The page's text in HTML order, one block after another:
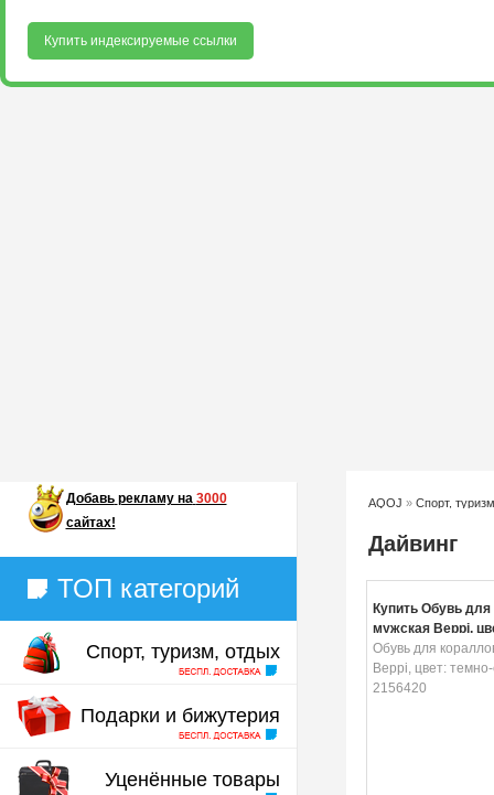
Купить индексируемые ссылки
Добавь рекламу на 3000
сайтах!
ТОП категорий
Спорт, туризм, отдых
Подарки и бижутерия
Уценённые товары
AQOJ » Спорт,
Дайвинг
Купить Обувь
мужская Beppi,
синий. 2156420
Обувь для
Beppi, цвет:
2156420